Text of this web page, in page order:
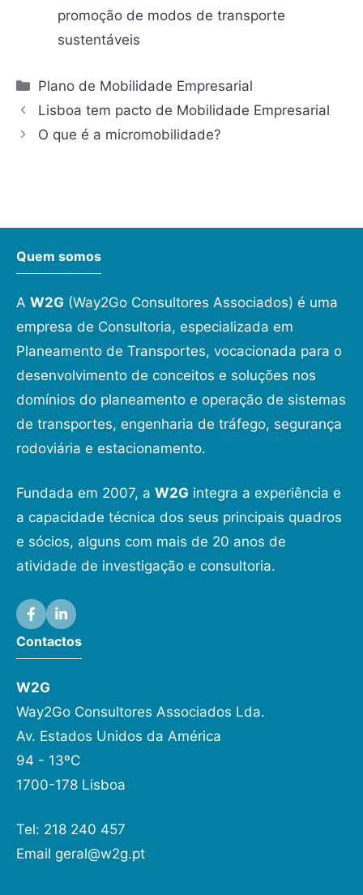
promoção de modos de transporte
sustentáveis
Plano de Mobilidade Empresarial
Lisboa tem pacto de Mobilidade Empresarial
O que é a micromobilidade?
Quem somos
A W2G (Way2Go Consultores Associados) é uma
empresa de Consultoria, especializada em
Planeamento de Transportes, vocacionada para o
desenvolvimento de conceitos e soluções nos
domínios do planeamento e operação de sistemas
de transportes, engenharia de tráfego, segurança
rodoviária e estacionamento.
Fundada em 2007, a W2G integra a experiência e
a capacidade técnica dos seus principais quadros
e sócios, alguns com mais de 20 anos de
atividade de investigação e consultoria.
Contactos
W2G
Way2Go Consultores Associados Lda.
Av. Estados Unidos da América
94 - 13ºC
1700-178 Lisboa
Tel: 218 240 457
Email geral@w2g.pt